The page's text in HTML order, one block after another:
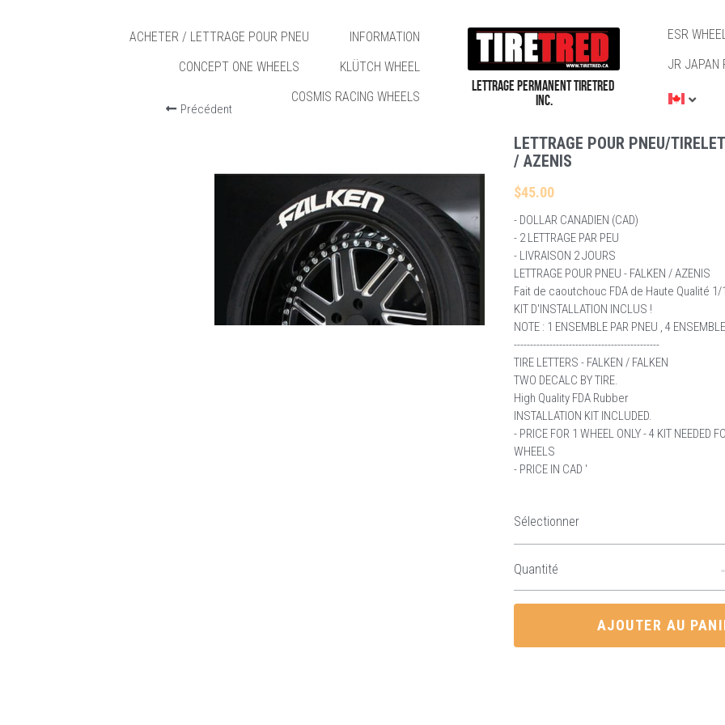
ACHETER / LETTRAGE POUR PNEU
INFORMATION
CONCEPT ONE WHEELS
KLÜTCH WHEEL
COSMIS RACING WHEELS
LETTRAGE PERMANENT TIRETRED
INC.
ESR
JR JAPAN
Précédent
LETTRAGE POUR PNEU/
/ AZENIS
$45.00
- DOLLAR CANADIEN (CAD)
- 2 LETTRAGE PAR PEU
- LIVRAISON 2 JOURS
LETTRAGE POUR PNEU - FALKEN / AZENIS
Fait de caoutchouc FDA de Haute Qualité 1/
KIT D'INSTALLATION INCLUS !
NOTE : 1 ENSEMBLE PAR PNEU , 4
---------------------------------------------
TIRE LETTERS - FALKEN / FALKEN
TWO DECALC BY TIRE.
High Quality FDA Rubber
INSTALLATION KIT INCLUDED.
- PRICE FOR 1 WHEEL ONLY - 4 KIT NEEDED
WHEELS
- PRICE IN CAD '
Sélectionner
Quantité
AJOUTER AU